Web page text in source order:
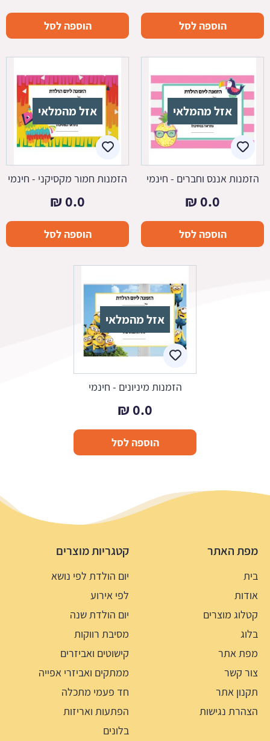
הוספה לסל הוספה לסל
אזל מהמלאי
הזמנות אננס וחברים - חינמי
0.0
₪
הוספה לסל
אזל מהמלאי
הזמנות חמור מקסיקני - חינמי
0.0
₪
הוספה לסל
אזל מהמלאי
הזמנות מיניונים - חינמי
0.0
₪
הוספה לסל
מפת האתר
בית
אודות
קטלוג מוצרים
בלוג
מפת אתר
צור קשר
תקנון אתר
הצהרת נגישות
קטגריות מוצרים
יום הולדת לפי נושא
לפי אירוע
יום הולדת שנה
מסיבת רווקות
קישוטים ואביזרים
ממתקים ואביזרי אפייה
חד פעמי מתכלה
הפתעות ואריזות
בלונים